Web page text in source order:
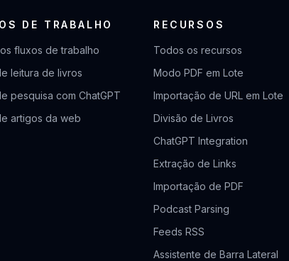
DE TRABALHO
fluxos de trabalho
leitura de livros
pesquisa com ChatGPT
artigos da web
RECURSOS
Todos os recursos
Modo PDF em Lote
Importação de URL em Lote
Divisão de Livros
ChatGPT Integration
Extração de Links
Importação de PDF
Podcast Parsing
Feeds RSS
Assistente de Barra Lateral